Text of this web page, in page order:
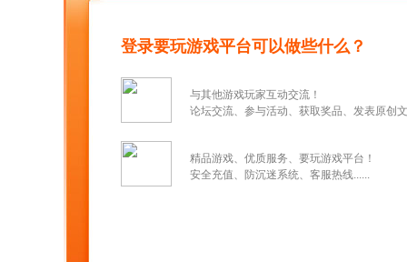
登录要玩游戏平台可以做些什么？
与其他游戏玩家互动交流！
论坛交流、参与活动、获取奖品、发表原创
精品游戏、优质服务、要玩游戏平台！
安全充值、防沉迷系统、客服热线......